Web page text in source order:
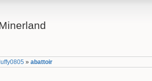
luffy0805 »abattoir